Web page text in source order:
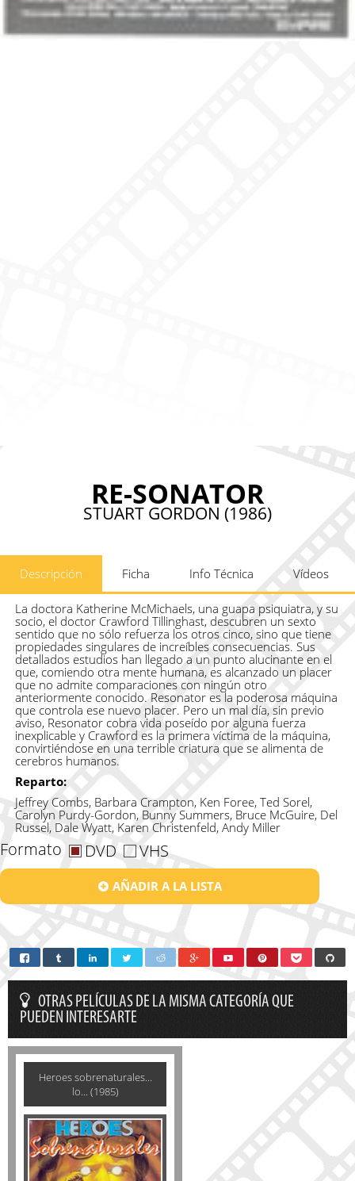
RE-SONATOR
STUART GORDON (1986)
Descripción Ficha Info Técnica Vídeos
La doctora Katherine McMichaels, una guapa psiquiatra, y su
socio, el doctor Crawford Tillinghast, descubren un sexto
sentido que no sólo refuerza los otros cinco, sino que tiene
propiedades singulares de increíbles consecuencias. Sus
detallados estudios han llegado a un punto alucinante en el
que, comiendo otra mente humana, es alcanzado un placer
que no admite comparaciones con ningún otro
anteriormente conocido. Resonator es la poderosa máquina
que controla ese nuevo placer. Pero un mal día, sin previo
aviso, Resonator cobra vida poseído por alguna fuerza
inexplicable y Crawford es la primera víctima de la máquina,
convirtiéndose en una terrible criatura que se alimenta de
cerebros humanos.
Reparto:
Jeffrey Combs, Barbara Crampton, Ken Foree, Ted Sorel,
Carolyn Purdy-Gordon, Bunny Summers, Bruce McGuire, Del
Russel, Dale Wyatt, Karen Christenfeld, Andy Miller
Formato DVD VHS
AÑADIR A LA LISTA
OTRAS PELÍCULAS DE LA MISMA CATEGORÍA QUE
PUEDEN INTERESARTE
Heroes sobrenaturales...
lo... (1985)